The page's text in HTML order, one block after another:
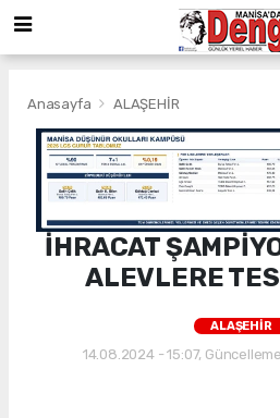
Anasayfa ALAŞEHİR
İHRACAT
ALEVLERE
ALAŞEHİR
14.08.2024 - 15:07,